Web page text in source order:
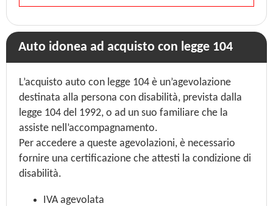
Auto idonea ad acquisto con legge 104
L’acquisto auto con legge 104 è un’agevolazione
destinata alla persona con disabilità, prevista dalla
legge 104 del 1992, o ad un suo familiare che la
assiste nell’accompagnamento.
Per accedere a queste agevolazioni, è necessario
fornire una certificazione che attesti la condizione di
disabilità.
IVA agevolata